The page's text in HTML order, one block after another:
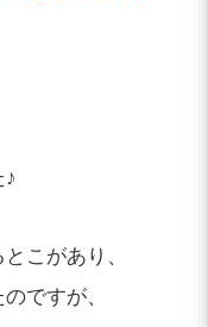
こがあり、
ですが、